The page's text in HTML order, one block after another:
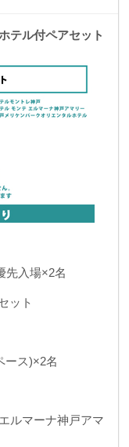
テル付ペアセット
先入場×2名
ット
ース)×2名
ルマーナ神戸アマ